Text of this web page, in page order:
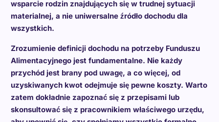
wsparcie rodzin znajdujących się w trudnej sytuacji
materialnej, a nie uniwersalne źródło dochodu dla
wszystkich.
Zrozumienie definicji dochodu na potrzeby Funduszu
Alimentacyjnego jest fundamentalne. Nie każdy
przychód jest brany pod uwagę, a co więcej, od
uzyskiwanych kwot odejmuje się pewne koszty. Warto
zatem dokładnie zapoznać się z przepisami lub
skonsultować się z pracownikiem właściwego urzędu,